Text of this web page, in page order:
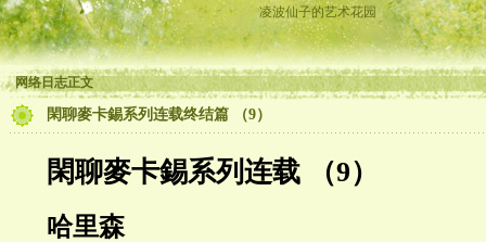
凌波仙子的艺术花园
网络日志正文
閑聊麥卡錫系列连载终结篇 （9）
閑聊麥卡錫系列连载 （9）
哈里森